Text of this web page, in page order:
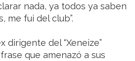
nada, ya todos ya saben
me fui del club”.
dirigente del “Xeneize”
que amenazó a sus